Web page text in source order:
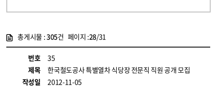
총게시물 :305건 페이지 :28/31
번호
35
제목
한국철도공사 특별열차 식당장 전문직 직원 공개 모집
작성일
2012-11-05